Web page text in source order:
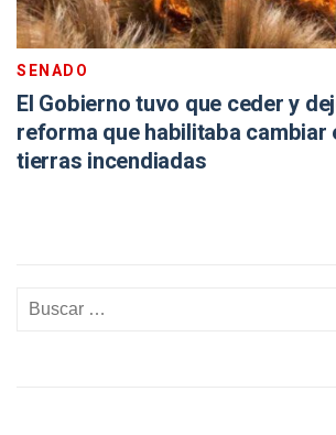
SENADO
El Gobierno tuvo que ceder y
reforma que habilitaba cambiar
tierras incendiadas